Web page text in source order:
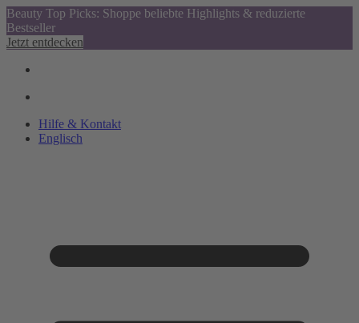
Beauty Top Picks: Shoppe beliebte Highlights & reduzierte
Bestseller
Jetzt entdecken
Hilfe & Kontakt
Englisch